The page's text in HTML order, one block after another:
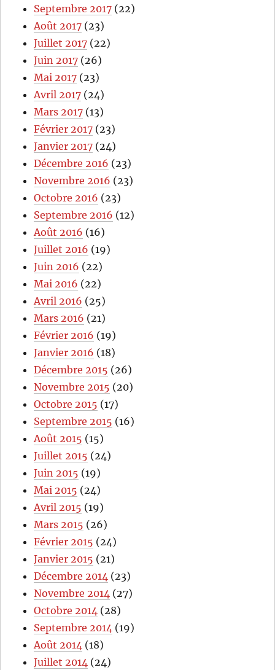
Septembre 2017 (22)
Août 2017 (23)
Juillet 2017 (22)
Juin 2017 (26)
Mai 2017 (23)
Avril 2017 (24)
Mars 2017 (13)
Février 2017 (23)
Janvier 2017 (24)
Décembre 2016 (23)
Novembre 2016 (23)
Octobre 2016 (23)
Septembre 2016 (12)
Août 2016 (16)
Juillet 2016 (19)
Juin 2016 (22)
Mai 2016 (22)
Avril 2016 (25)
Mars 2016 (21)
Février 2016 (19)
Janvier 2016 (18)
Décembre 2015 (26)
Novembre 2015 (20)
Octobre 2015 (17)
Septembre 2015 (16)
Août 2015 (15)
Juillet 2015 (24)
Juin 2015 (19)
Mai 2015 (24)
Avril 2015 (19)
Mars 2015 (26)
Février 2015 (24)
Janvier 2015 (21)
Décembre 2014 (23)
Novembre 2014 (27)
Octobre 2014 (28)
Septembre 2014 (19)
Août 2014 (18)
Juillet 2014 (24)